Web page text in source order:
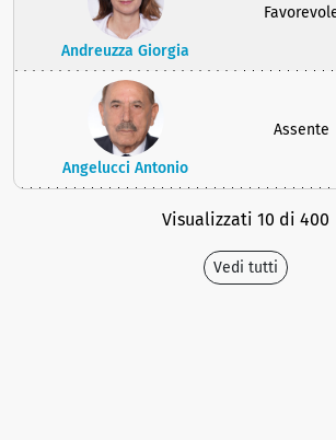
Andreuzza Giorgia
Angelucci Antonio
Assente
Visualizzati 10 di 400
Vedi tutti